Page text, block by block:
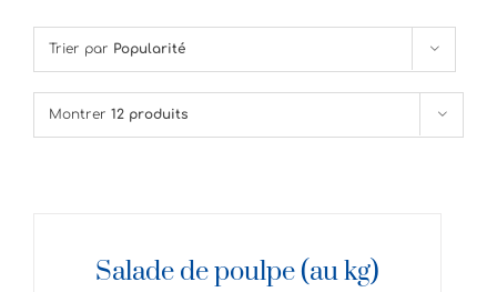
Trier par Popularité
Montrer 12 produits
Salade de poulpe (au kg)